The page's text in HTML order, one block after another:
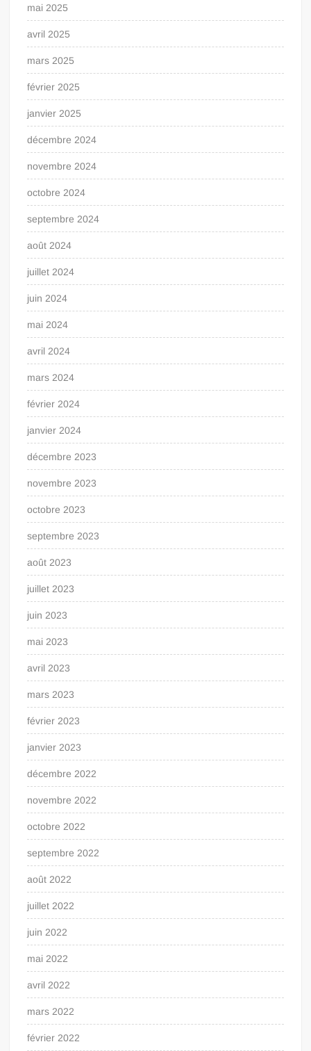
mai 2025
avril 2025
mars 2025
février 2025
janvier 2025
décembre 2024
novembre 2024
octobre 2024
septembre 2024
août 2024
juillet 2024
juin 2024
mai 2024
avril 2024
mars 2024
février 2024
janvier 2024
décembre 2023
novembre 2023
octobre 2023
septembre 2023
août 2023
juillet 2023
juin 2023
mai 2023
avril 2023
mars 2023
février 2023
janvier 2023
décembre 2022
novembre 2022
octobre 2022
septembre 2022
août 2022
juillet 2022
juin 2022
mai 2022
avril 2022
mars 2022
février 2022